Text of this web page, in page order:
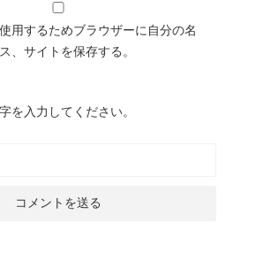
用するためブラウザーに自分の名
、サイトを保存する。
を入力してください。